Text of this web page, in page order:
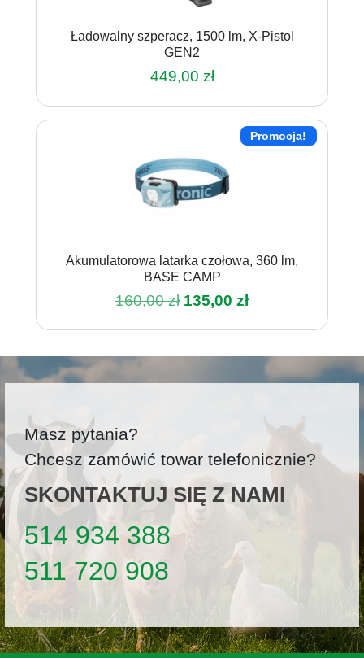
Ładowalny szperacz, 1500 lm, X-Pistol
GEN2
449,00 zł
Promocja!
Akumulatorowa latarka czołowa, 360 lm,
BASE CAMP
160,00zł Pierwotna
wynosiła:
160,00 zł.
135,00 złAktualna
wynosi:
135,00 zł.
Masz pytania?
Chcesz zamówić towar telefonicznie?
SKONTAKTUJ SIĘ Z NAMI
514 934 388
511 720 908